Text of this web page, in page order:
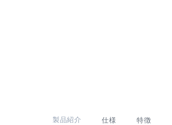
製品紹介 仕様 特徴